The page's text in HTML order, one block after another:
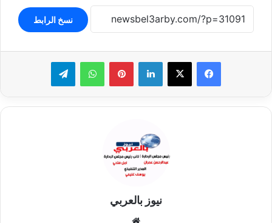
نسخ الرابط
لينكدإن بينتيريستواتساب تيلقرام
نيوز بالعربي